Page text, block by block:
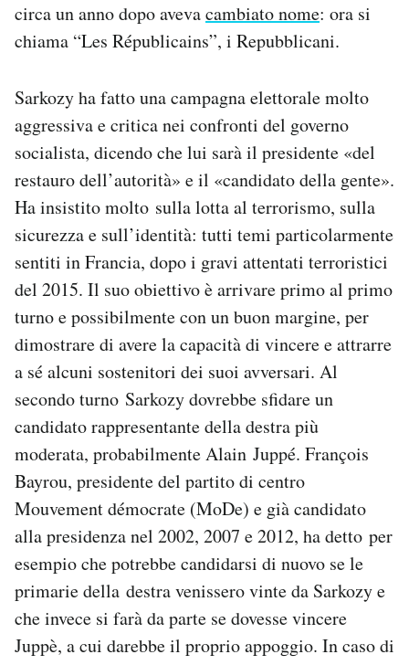
circa un anno dopo avevacambiato nome: ora si
chiama “Les Républicains”, i Repubblicani.
Sarkozy ha fatto una campagna elettorale molto
aggressiva e critica nei confronti del governo
socialista, dicendo che lui sarà il presidente «del
restauro dell’autorità» e il «candidato della gente».
Ha insistito molto sulla lotta al terrorismo, sulla
sicurezza e sull’identità: tutti temi particolarmente
sentiti in Francia, dopo i gravi attentati terroristici
del 2015. Il suo obiettivo è arrivare primo al primo
turno e possibilmente con un buon margine, per
dimostrare di avere la capacità di vincere e attrarre
a sé alcuni sostenitori dei suoi avversari. Al
secondo turno Sarkozy dovrebbe sfidare un
candidato rappresentante della destra più
moderata, probabilmente Alain Juppé. François
Bayrou, presidente del partito di centro
Mouvement démocrate (MoDe) e già candidato
alla presidenza nel 2002, 2007 e 2012, ha detto per
esempio che potrebbe candidarsi di nuovo se le
primarie della destra venissero vinte da Sarkozy e
che invece si farà da parte se dovesse vincere
Juppè, a cui darebbe il proprio appoggio. In caso di